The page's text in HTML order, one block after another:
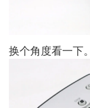
换个角度看一下。